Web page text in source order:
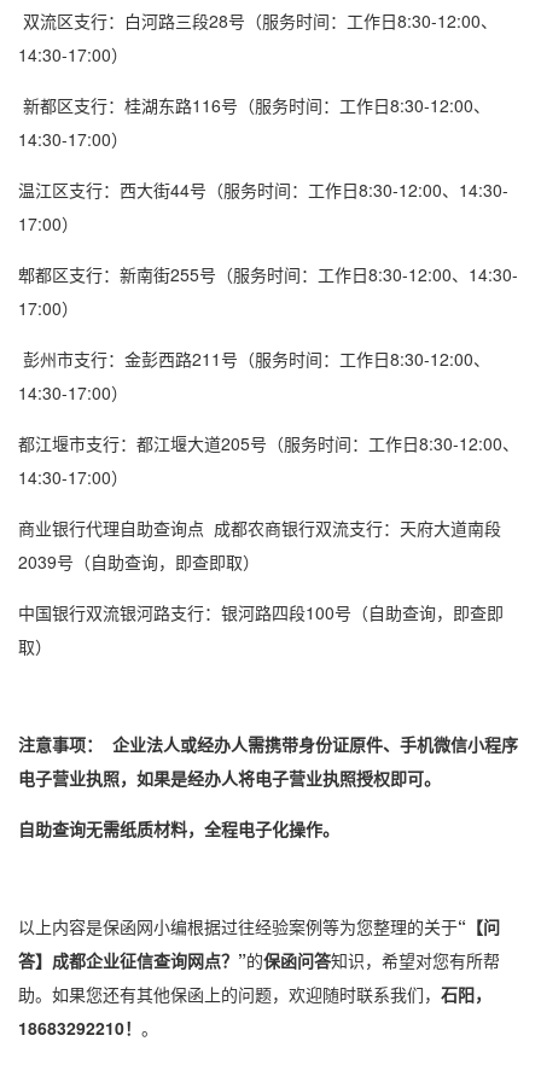
‌双流区支行‌：白河路三段28号（服务时间：工作日8:30-12:00、
14:30-17:00）
‌新都区支行‌：桂湖东路116号（服务时间：工作日8:30-12:00、
14:30-17:00）‌‌
‌温江区支行‌：西大街44号（服务时间：工作日8:30-12:00、14:30-
17:00）
‌郫都区支行‌：新南街255号（服务时间：工作日8:30-12:00、14:30-
17:00）‌‌
‌彭州市支行‌：金彭西路211号（服务时间：工作日8:30-12:00、
14:30-17:00）
都江堰市支行‌：都江堰大道205号（服务时间：工作日8:30-12:00、
14:30-17:00）
商业银行代理自助查询点‌ ‌成都农商银行双流支行‌：天府大道南段
2039号（自助查询，即查即取）
中国银行双流银河路支行‌：银河路四段100号（自助查询，即查即
取）
注意事项‌： 企业法人或经办人需携带身份证原件、手机微信小程序
电子营业执照，如果是经办人将电子营业执照授权即可。
自助查询无需纸质材料，全程电子化操作。‌‌
以上内容是保函网小编根据过往经验案例等为您整理的关于“【问
答】成都企业征信查询网点？”的保函问答知识，希望对您有所帮
助。如果您还有其他保函上的问题，欢迎随时联系我们， 石阳，
18683292210！ 。